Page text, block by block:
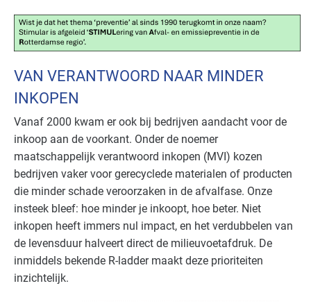
VAN VERANTWOORD NAAR MINDER
INKOPEN
Vanaf 2000 kwam er ook bij bedrijven aandacht voor de
inkoop aan de voorkant. Onder de noemer
maatschappelijk verantwoord inkopen (MVI) kozen
bedrijven vaker voor gerecyclede materialen of producten
die minder schade veroorzaken in de afvalfase. Onze
insteek bleef: hoe minder je inkoopt, hoe beter. Niet
inkopen heeft immers nul impact, en het verdubbelen van
de levensduur halveert direct de milieuvoetafdruk. De
inmiddels bekende R-ladder maakt deze prioriteiten
inzichtelijk.